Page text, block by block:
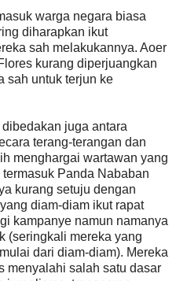
warga negara biasa
diharapkan ikut
sah melakukannya. Aoer
kurang diperjuangkan
sah untuk terjun ke
juga antara
terang-terangan dan
menghargai wartawan yang
Panda Nababan
kurang setuju dengan
diam-diam ikut rapat
kampanye namun namanya
(seringkali mereka yang
dari diam-diam). Mereka
menyalahi salah satu dasar